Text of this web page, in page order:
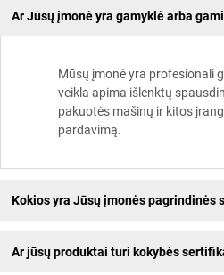
Ar Jūsų įmonė yra gamyklė arba
Mūsų įmonė yra profesionali
veikla apima išlenktų
pakuotės mašinų ir kitos
pardavimą.
Kokios yra Jūsų įmonės pagrindinės
Ar jūsų produktai turi kokybės